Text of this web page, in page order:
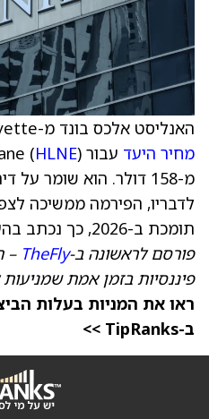
האנליסט אלכס בונד מ-Keefe Bruyette העלה את
מחיר היעד עבור Hamilton Lane ( HLNE
מ-158 דולר. הוא שומר
לדבריו, הפירמה ממשיכה
תומכת ב-2026, כך נכתב בהערת מחקר למשקיעים.
פורסם לראשונה ב-TheFly
–
פיננסיות בזמן אמת
ראו את המניות בעלות
ב-TipRanks >>